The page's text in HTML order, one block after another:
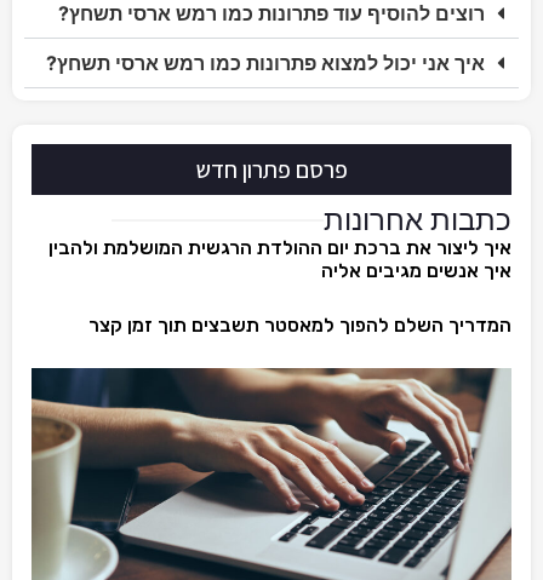
רוצים להוסיף עוד פתרונות כמו רמש ארסי תשחץ?
איך אני יכול למצוא פתרונות כמו רמש ארסי תשחץ?
פרסם פתרון חדש
כתבות אחרונות
איך ליצור את ברכת יום ההולדת הרגשית המושלמת ולהבין
איך אנשים מגיבים אליה
המדריך השלם להפוך למאסטר תשבצים תוך זמן קצר